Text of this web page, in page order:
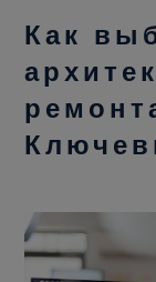
Как